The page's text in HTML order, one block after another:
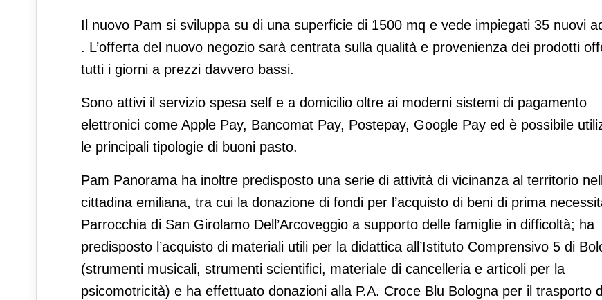
Il nuovo Pam si sviluppa su di una superficie di 1500 mq e vede impiegati 35 nuovi
. L’offerta del nuovo negozio sarà centrata sulla qualità e provenienza dei prodotti
tutti i giorni a prezzi davvero bassi.
Sono attivi il servizio spesa self e a domicilio oltre ai moderni sistemi di pagamento
elettronici come Apple Pay, Bancomat Pay, Postepay, Google Pay ed è possibile
le principali tipologie di buoni pasto.
Pam Panorama ha inoltre predisposto una serie di attività di vicinanza al territorio
cittadina emiliana, tra cui la donazione di fondi per l’acquisto di beni di prima
Parrocchia di San Girolamo Dell’Arcoveggio a supporto delle famiglie in difficoltà; ha
predisposto l’acquisto di materiali utili per la didattica all’Istituto Comprensivo 5 di
(strumenti musicali, strumenti scientifici, materiale di cancelleria e articoli per la
psicomotricità) e ha effettuato donazioni alla P.A. Croce Blu Bologna per il trasporto